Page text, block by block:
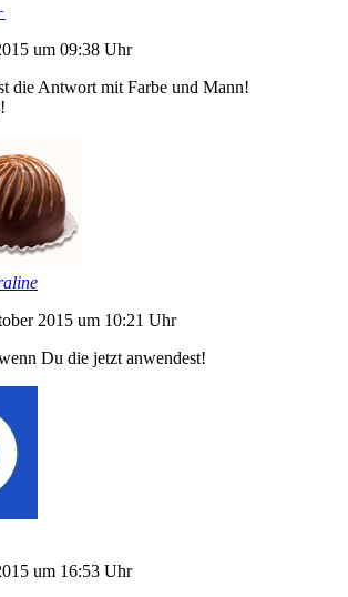
um 09:38 Uhr
die Antwort mit Farbe und Mann!
2015 um 10:21 Uhr
Du die jetzt anwendest!
um 16:53 Uhr